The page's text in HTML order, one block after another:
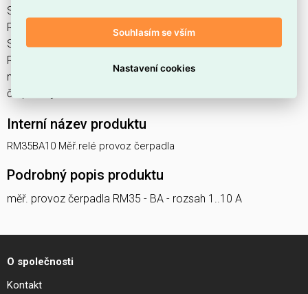
Spínací a jistící přístroje, Relé, Relé pro sledování proudu,
Rozvodnice, výkonové spínací a jistící prvky, výrobce
Schneider, EAN 3389119405195, kód dodavatele
RM35BA10. Schneider RM35BA10 Měř.relé provoz čerpadla
nabízíme od 1 ks. Kód EMAS RM35BA10 Měř.relé provoz
čerpadla je ELPRRE0655959.
Interní název produktu
RM35BA10 Měř.relé provoz čerpadla
Podrobný popis produktu
měř. provoz čerpadla RM35 - BA - rozsah 1..10 A
O společnosti
Kontakt
Souhlasím se vším
Nastavení cookies